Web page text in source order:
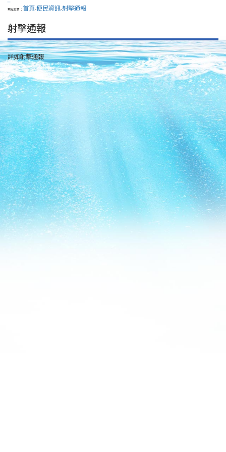
:::
現在位置： 首頁>便民資訊>射擊通報
射擊通報
詳如射擊通報